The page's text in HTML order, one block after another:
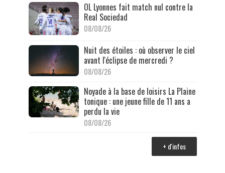
OL Lyonnes fait match nul contre la
Real Sociedad
08/08/26
Nuit des étoiles : où observer le ciel
avant l'éclipse de mercredi ?
08/08/26
Noyade à la base de loisirs La Plaine
tonique : une jeune fille de 11 ans a
perdu la vie
08/08/26
+ d'infos